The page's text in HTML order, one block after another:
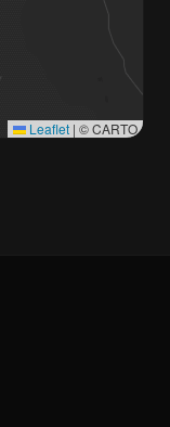
Leaflet | © CARTO